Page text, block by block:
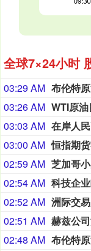
全球7×24小时
03:29 AM 布伦特
03:26 AM WTI原油
03:03 AM
03:00 AM
02:59 AM 芝加哥
02:54 AM 科技企
02:52 AM
02:51 AM
02:48 AM